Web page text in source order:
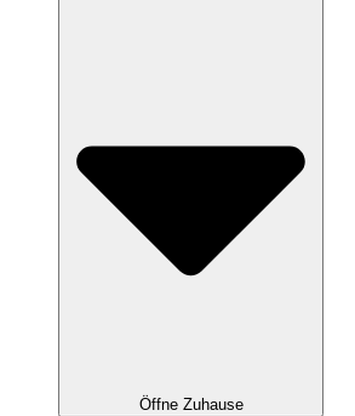
Öffne Zuhause